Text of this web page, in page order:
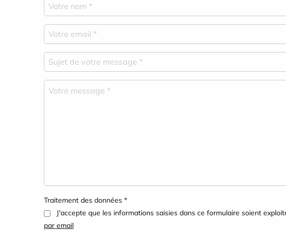
Traitement des données *
J'accepte que les informations saisies dans ce formulaire soient
par email